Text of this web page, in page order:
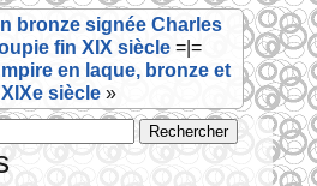
bronze signée Charles
fin XIX siècle =|=
en laque, bronze et
siècle»